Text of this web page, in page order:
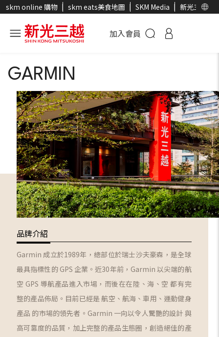
skm online 購物 skm eats美食地圖 SKM Media 新光三越官
加入會員
GARMIN
品牌介紹
Garmin 成立於1989年，總部位於瑞士沙夫豪森，是全球
最具指標性的 GPS 企業。近30年前，Garmin 以尖端的航
空 GPS 導航產品進入市場，而後在在陸、海、空 都有完
整的產品佈局。目前已經是 航空、航海、車用、運動健身
產品 的市場的領先者。Garmin 一向以令人驚艷的設計 與
高可靠度的品質，加上完整的產品生態圈，創造絕佳的產